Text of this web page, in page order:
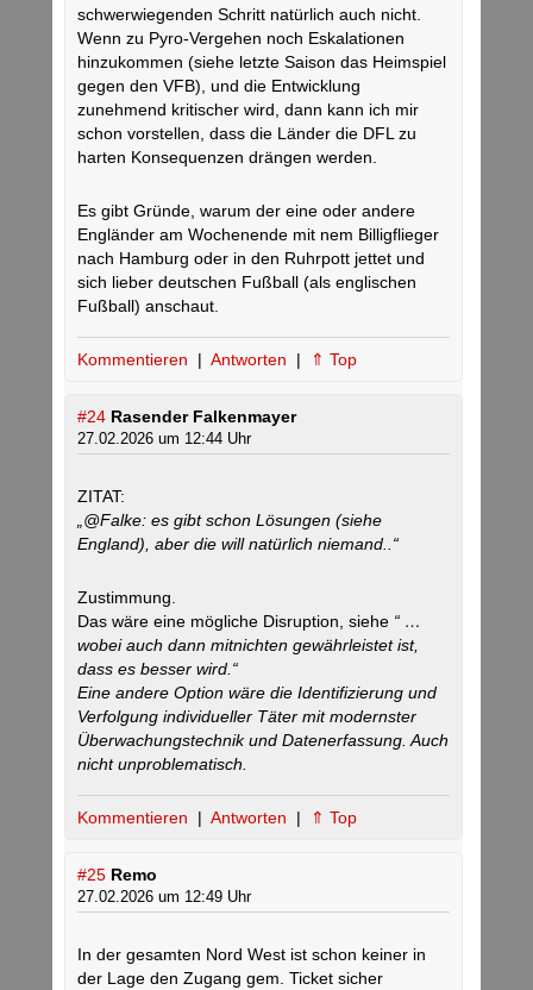
schwerwiegenden Schritt natürlich auch nicht.
Wenn zu Pyro-Vergehen noch Eskalationen
hinzukommen (siehe letzte Saison das Heimspiel
gegen den VFB), und die Entwicklung
zunehmend kritischer wird, dann kann ich mir
schon vorstellen, dass die Länder die DFL zu
harten Konsequenzen drängen werden.
Es gibt Gründe, warum der eine oder andere
Engländer am Wochenende mit nem Billigflieger
nach Hamburg oder in den Ruhrpott jettet und
sich lieber deutschen Fußball (als englischen
Fußball) anschaut.
Kommentieren | Antworten | ⇑ Top
#24 Rasender Falkenmayer
27.02.2026 um 12:44 Uhr
ZITAT:
„@Falke: es gibt schon Lösungen (siehe
England), aber die will natürlich niemand..“
Zustimmung.
Das wäre eine mögliche Disruption, siehe “ …
wobei auch dann mitnichten gewährleistet ist,
dass es besser wird.“
Eine andere Option wäre die Identifizierung und
Verfolgung individueller Täter mit modernster
Überwachungstechnik und Datenerfassung. Auch
nicht unproblematisch.
Kommentieren | Antworten | ⇑ Top
#25 Remo
27.02.2026 um 12:49 Uhr
In der gesamten Nord West ist schon keiner in
der Lage den Zugang gem. Ticket sicher